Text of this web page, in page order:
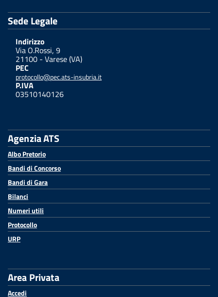
Sede Legale
Indirizzo
Via O.Rossi, 9
21100 - Varese (VA)
PEC
protocollo@pec.ats-insubria.it
P.IVA
03510140126
Agenzia ATS
Albo Pretorio
Bandi di Concorso
Bandi di Gara
Bilanci
Numeri utili
Protocollo
URP
Area Privata
Accedi